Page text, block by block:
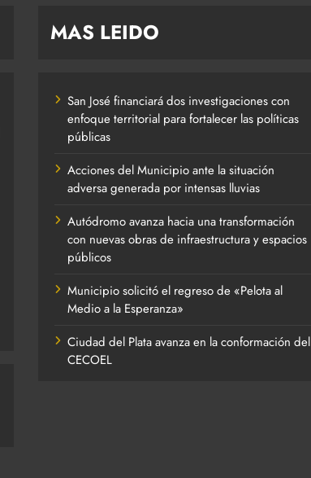
MAS LEIDO
San José financiará dos investigaciones con
enfoque territorial para fortalecer las políticas
públicas
Acciones del Municipio ante la situación
adversa generada por intensas lluvias
Autódromo avanza hacia una transformación
con nuevas obras de infraestructura y espacios
públicos
Municipio solicitó el regreso de «Pelota al
Medio a la Esperanza»
Ciudad del Plata avanza en la conformación del
CECOEL